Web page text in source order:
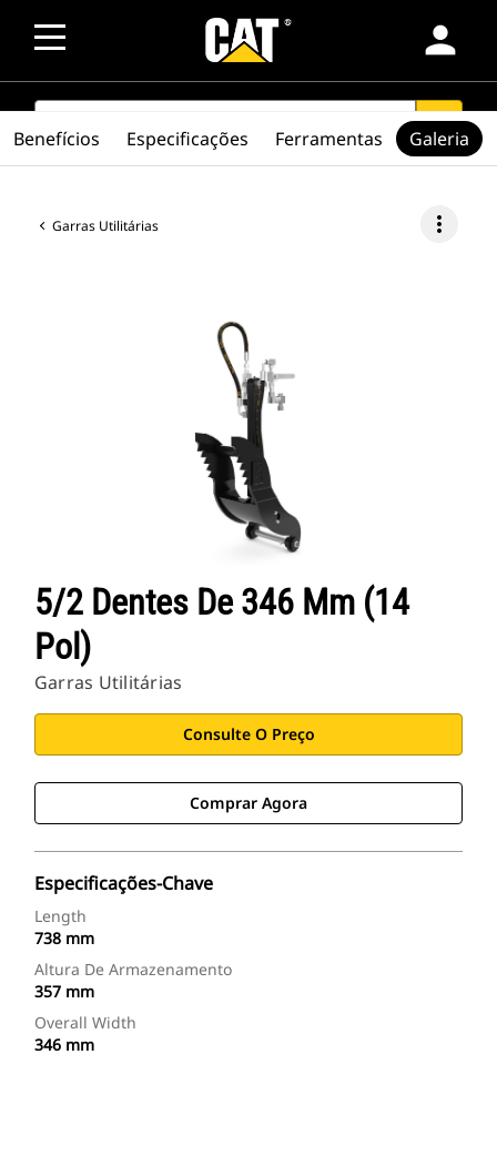
person
SEARCH search
Garras Utilitárias more_vert
5/2 Dentes De 346 Mm (14
Pol)
Garras Utilitárias
Consulte O Preço
Comprar Agora
Especificações-Chave
Length
738 mm
Altura De Armazenamento
357 mm
Overall Width
346 mm
Benefícios Especificações Ferramentas Galeria